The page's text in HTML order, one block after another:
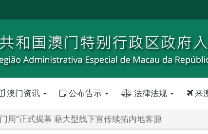
澳门资讯 公布告示 法律法规 来
周”正式揭幕 藉大型线下宣传续拓内地客源